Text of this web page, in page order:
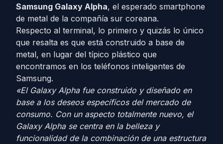
Samsung Galaxy Alpha, el esperado smartphone
de metal de la compañía sur coreana.
Respecto al terminal, lo primero y quizás lo único
que resalta es que está construido a base de
metal, en lugar del típico plástico que
encontramos en los teléfonos inteligentes de
Samsung.
«El Galaxy Alpha fue construido y diseñado en
base a los deseos específicos del mercado de
consumo. Con un aspecto totalmente nuevo, el
Galaxy Alpha se centra en la belleza y
funcionalidad de la combinación de una estructura